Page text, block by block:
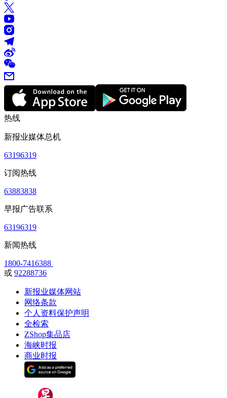
热线
新报业媒体总机
63196319
订阅热线
63883838
早报广告联系
63196319
新闻热线
1800-7416388
或 92288736
新报业媒体网站
网络条款
个人资料保护声明
全检索
ZShop集品店
海峡时报
商业时报